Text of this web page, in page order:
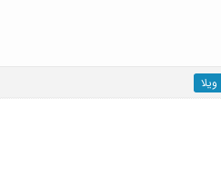
ویلا